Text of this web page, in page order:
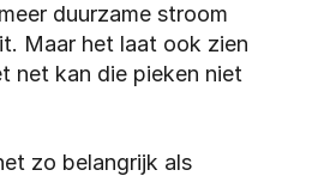
duurzame stroom
Maar het laat ook zien
net kan die pieken niet
zo belangrijk als